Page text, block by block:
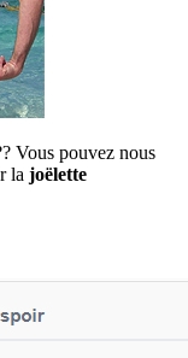
Vous pouvez nous
la joëlette